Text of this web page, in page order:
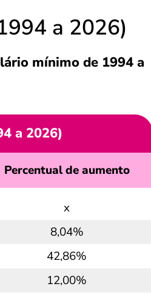
a 2026)
mínimo de 1994 a
a 2026)
Percentual de aumento
x
8,04%
42,86%
12,00%